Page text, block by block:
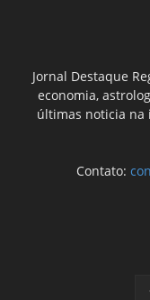
Jornal Destaque
economia,
últimas noticia
Contato: